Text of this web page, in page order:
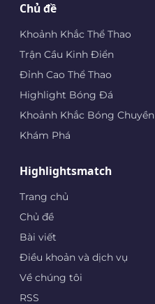
Chủ đề
Khoảnh Khắc Thể Thao
Trận Cầu Kinh Điển
Đỉnh Cao Thể Thao
Highlight Bóng Đá
Khoảnh Khắc Bóng Chuyền
Khám Phá
Highlightsmatch
Trang chủ
Chủ đề
Bài viết
Điều khoản và dịch vụ
Về chúng tôi
RSS